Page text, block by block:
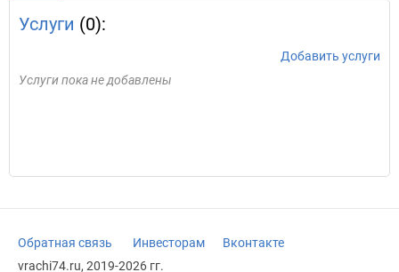
Услуги (0):
Добавить услуги
Услуги пока не добавлены
Обратная связь Инвесторам
Вконтакте
vrachi74.ru, 2019-2026 гг.